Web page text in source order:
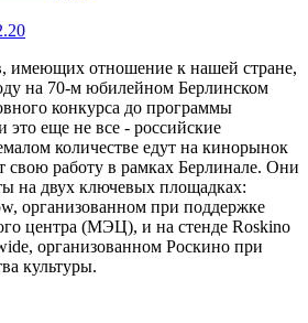
имеющих отношение к нашей стране,
на 70-м юбилейном Берлинском
конкурса до программы
еще не все - российские
количестве едут на кинорынок
свою работу в рамках Берлинале. Они
на двух ключевых площадках:
организованном при поддержке
центра (МЭЦ), и на стенде Roskino
организованном Роскино при
культуры.